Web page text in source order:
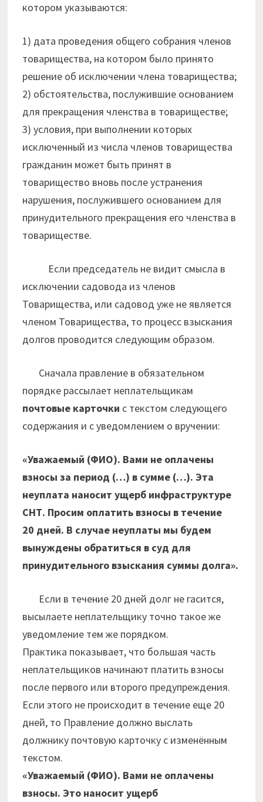
котором указываются:
1) дата проведения общего собрания членов
товарищества, на котором было принято
решение об исключении члена товарищества;
2) обстоятельства, послужившие основанием
для прекращения членства в товариществе;
3) условия, при выполнении которых
исключенный из числа членов товарищества
гражданин может быть принят в
товарищество вновь после устранения
нарушения, послужившего основанием для
принудительного прекращения его членства в
товариществе.
Если председатель не видит смысла в
исключении садовода из членов
Товарищества, или садовод уже не является
членом Товарищества, то процесс взыскания
долгов проводится следующим образом.
Сначала правление в обязательном
порядке рассылает неплательщикам
почтовые карточ­ки с текстом следующего
содержания и с уведомлением о вручении:
«Уважаемый (ФИО). Вами не оплачены
взносы за период (…) в сумме (…). Эта
неуплата наносит ущерб инфраструктуре
СНТ. Просим оплатить взносы в течение
20 дней. В случае неуплаты мы будем
вынуждены обратиться в суд для
принудительного взыскания суммы долга».
Если в течение 20 дней долг не гасится,
высылаете неплательщику точно такое же
уведомление тем же порядком.
Практика показывает, что большая часть
неплательщиков начинают платить взносы
после первого или второго предупреждения.
Если этого не происходит в течение еще 20
дней, то Правление должно выслать
должнику почтовую карточку с изменённым
текстом.
«Уважаемый (ФИО). Вами не оплачены
взносы. Это наносит ущерб